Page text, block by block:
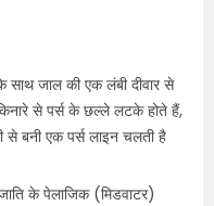
साथ जाल की एक लंबी दीवार से
से पर्स के छल्ले लटके होते हैं,
से बनी एक पर्स लाइन चलती है
के पेलाजिक (मिडवाटर)